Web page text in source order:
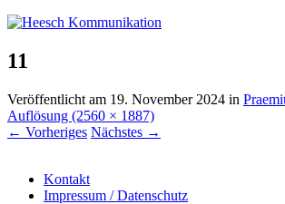
11
Veröffentlicht am 19. November 2024 in
Auflösung (2560 × 1887)
← Vorheriges Nächstes →
Kontakt
Impressum / Datenschutz